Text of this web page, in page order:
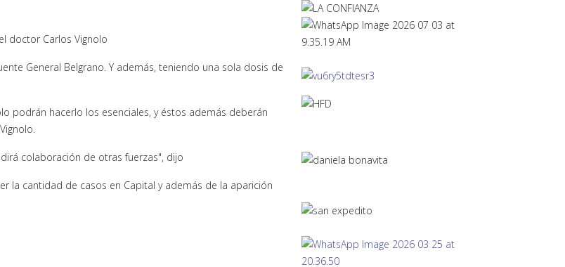
doctor Carlos Vignolo
General Belgrano. Y además, teniendo una sola dosis de
podrán hacerlo los esenciales, y éstos además deberán
colaboración de otras fuerzas", dijo
la cantidad de casos en Capital y además de la aparición